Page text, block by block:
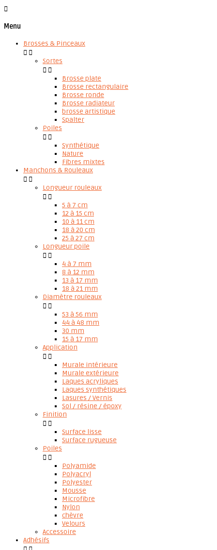

Menu
Brosses & Pinceaux
 
Sortes
 
Brosse plate
Brosse rectangulaire
Brosse ronde
Brosse radiateur
brosse artistique
Spalter
Poiles
 
Synthétique
Nature
Fibres mixtes
Manchons & Rouleaux
 
Longueur rouleaux
 
5 à 7 cm
12 à 15 cm
10 à 11 cm
18 à 20 cm
25 à 27 cm
Longueur poile
 
4 à 7 mm
8 à 12 mm
13 à 17 mm
18 à 21 mm
Diamètre rouleaux
 
53 à 56 mm
44 à 48 mm
30 mm
15 à 17 mm
Application
 
Murale intérieure
Murale extérieure
Laques acryliques
Laques synthétiques
Lasures / Vernis
Sol / résine / époxy
Finition
 
Surface lisse
Surface rugueuse
Poiles
 
Polyamide
Polyacryl
Polyester
Mousse
Microfibre
Nylon
chèvre
Velours
Accessoire
Adhésifs